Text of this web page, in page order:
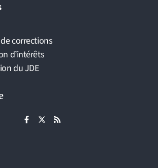
corrections
d’intérêts
du JDE